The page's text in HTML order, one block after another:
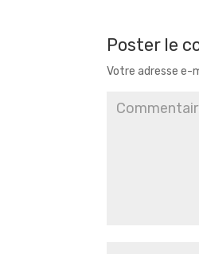
Poster le
Votre adresse e-